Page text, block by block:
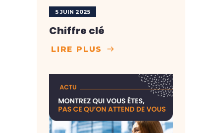
5 JUIN 2025
Chiffre clé
LIRE PLUS